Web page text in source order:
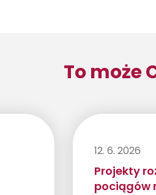
To może
12. 6. 2026
Projekty
pociągów